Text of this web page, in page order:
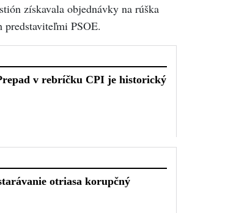
získavala objednávky na rúška
PSOE.